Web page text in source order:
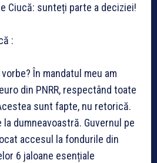
Ciucă: sunteți parte a deciziei!
:
În mandatul meu am
din PNRR, respectând toate
sunt fapte, nu retorică.
dumneavoastră. Guvernul pe
accesul la fondurile din
6 jaloane esențiale